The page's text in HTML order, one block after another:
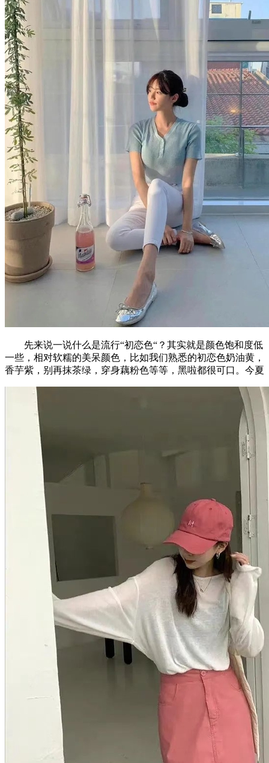
先来说一说什么是流行“初恋色“？其实就是颜色饱和度低
一些，相对软糯的美呆颜色，比如我们熟悉的初恋色奶油黄，
香芋紫，别再抹茶绿，穿身藕粉色等等，黑啦都很可口。今夏